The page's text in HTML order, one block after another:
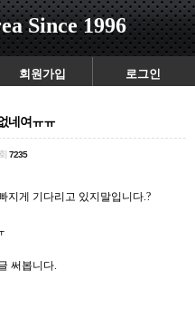
Since 1996
회원가입 로그인
네여ㅠㅠ
7235
지게 기다리고 있지말입니다.?
써봅니다.